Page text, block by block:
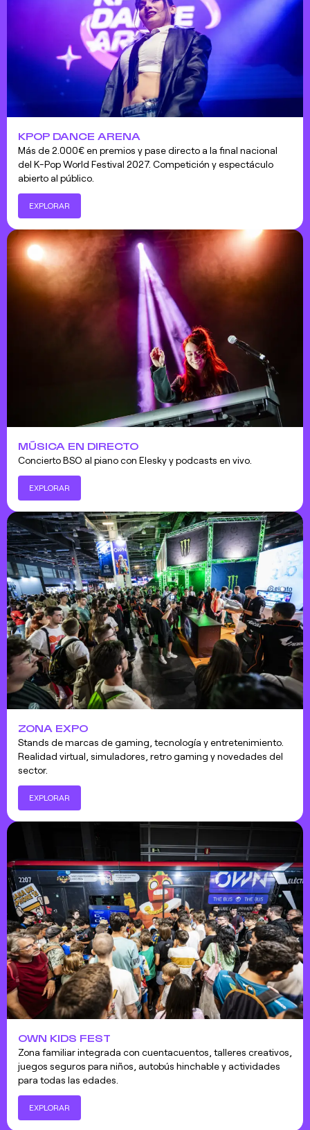
KPOP DANCE ARENA
Más de 2.000€ en premios y pase directo a la final nacional
del K-Pop World Festival 2027. Competición y espectáculo
abierto al público.
EXPLORAR
MÚSICA EN DIRECTO
Concierto BSO al piano con Elesky y podcasts en vivo.
EXPLORAR
ZONA EXPO
Stands de marcas de gaming, tecnología y entretenimiento.
Realidad virtual, simuladores, retro gaming y novedades del
sector.
EXPLORAR
OWN KIDS FEST
Zona familiar integrada con cuentacuentos, talleres creativos,
juegos seguros para niños, autobús hinchable y actividades
para todas las edades.
EXPLORAR